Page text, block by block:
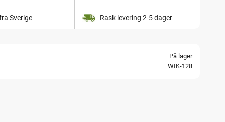
Sverige Rask levering 2-5 dager
På lager
WIK-128